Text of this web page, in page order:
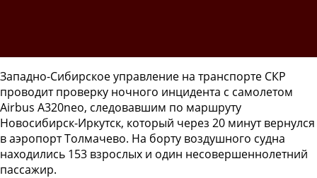
Западно-Сибирское управление на транспорте СКР
проводит проверку ночного инцидента с самолетом
Airbus A320neo, следовавшим по маршруту
Новосибирск-Иркутск, который через 20 минут вернулся
в аэропорт Толмачево. На борту воздушного судна
находились 153 взрослых и один несовершеннолетний
пассажир.